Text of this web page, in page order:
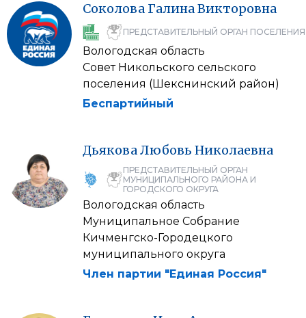
Соколова ГалинаВикторовна
ПРЕДСТАВИТЕЛЬНЫЙ ОРГАН ПОСЕЛЕНИЯ
Вологодская область
Совет Никольского сельского
поселения (Шекснинский район)
Беспартийный
ДьяковаЛюбовь Николаевна
ПРЕДСТАВИТЕЛЬНЫЙ ОРГАН
МУНИЦИПАЛЬНОГО РАЙОНА И
ГОРОДСКОГО ОКРУГА
Вологодская область
Муниципальное Собрание
Кичменгско-Городецкого
муниципального округа
Член партии "Единая Россия"